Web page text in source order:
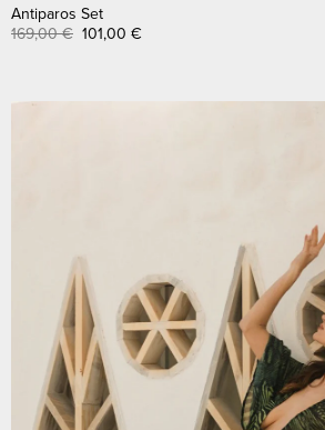
Antiparos Set
169,00€ 101,00 €